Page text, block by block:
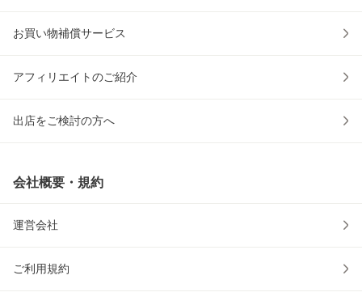
お買い物補償サービス
アフィリエイトのご紹介
出店をご検討の方へ
会社概要・規約
運営会社
ご利用規約